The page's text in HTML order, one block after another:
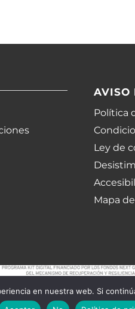
AVISO
Política
Ley de
Mapa
en nuestra web. Si